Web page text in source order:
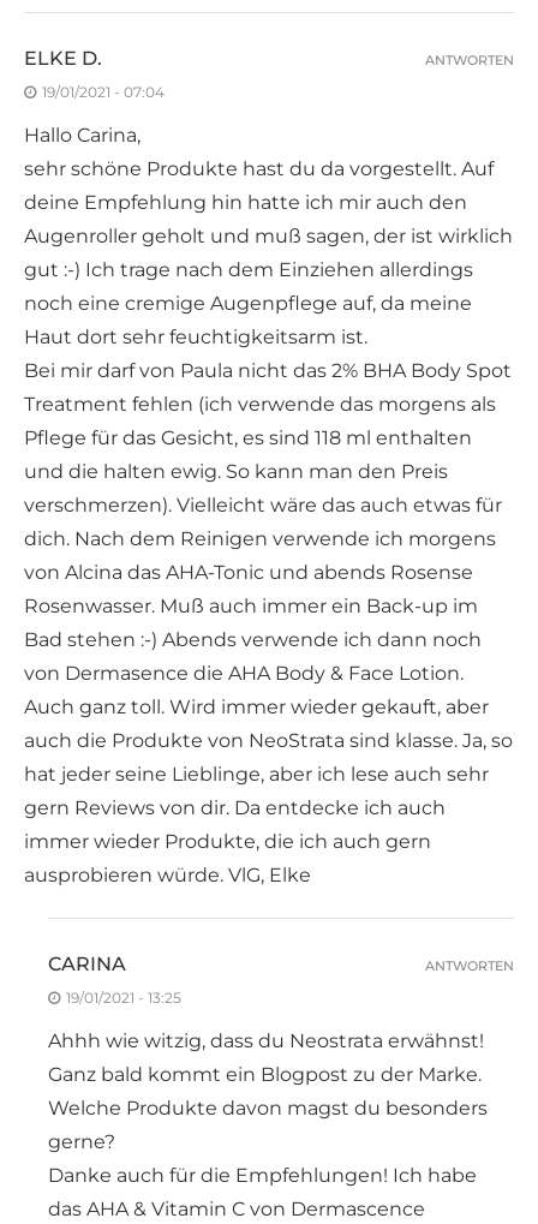
ELKE D.
19/01/2021 - 07:04
Hallo Carina,
sehr schöne Produkte hast du da vorgestellt. Auf
deine Empfehlung hin hatte ich mir auch den
Augenroller geholt und muß sagen, der ist wirklich
gut :-) Ich trage nach dem Einziehen allerdings
noch eine cremige Augenpflege auf, da meine
Haut dort sehr feuchtigkeitsarm ist.
Bei mir darf von Paula nicht das 2% BHA Body Spot
Treatment fehlen (ich verwende das morgens als
Pflege für das Gesicht, es sind 118 ml enthalten
und die halten ewig. So kann man den Preis
verschmerzen). Vielleicht wäre das auch etwas für
dich. Nach dem Reinigen verwende ich morgens
von Alcina das AHA-Tonic und abends Rosense
Rosenwasser. Muß auch immer ein Back-up im
Bad stehen :-) Abends verwende ich dann noch
von Dermasence die AHA Body & Face Lotion.
Auch ganz toll. Wird immer wieder gekauft, aber
auch die Produkte von NeoStrata sind klasse. Ja, so
hat jeder seine Lieblinge, aber ich lese auch sehr
gern Reviews von dir. Da entdecke ich auch
immer wieder Produkte, die ich auch gern
ausprobieren würde. VlG, Elke
ANTWORTEN
CARINA
19/01/2021 - 13:25
Ahhh wie witzig, dass du Neostrata erwähnst!
Ganz bald kommt ein Blogpost zu der Marke.
Welche Produkte davon magst du besonders
gerne?
Danke auch für die Empfehlungen! Ich habe
das AHA & Vitamin C von Dermascence
ANTWORTEN